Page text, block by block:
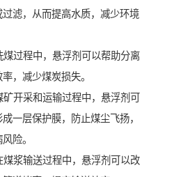
滤，从而提高水质，减少环境
过程中，悬浮剂可以帮助分离
，减少煤炭损失。
开采和运输过程中，悬浮剂可
一层保护膜，防止煤尘飞扬，
险。
浆输送过程中，悬浮剂可以改